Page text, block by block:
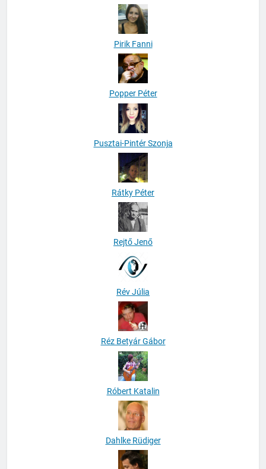
Pirik Fanni
Popper Péter
Pusztai-Pintér Szonja
Rátky Péter
Rejtő Jenő
Rév Júlia
Réz Betyár Gábor
Róbert Katalin
Dahlke Rüdiger